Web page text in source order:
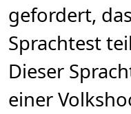
gefordert,
Sprachtest
Dieser
einer